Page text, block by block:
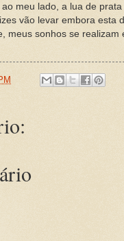
meu lado, a lua de
vão levar embora esta
meus sonhos se realizam